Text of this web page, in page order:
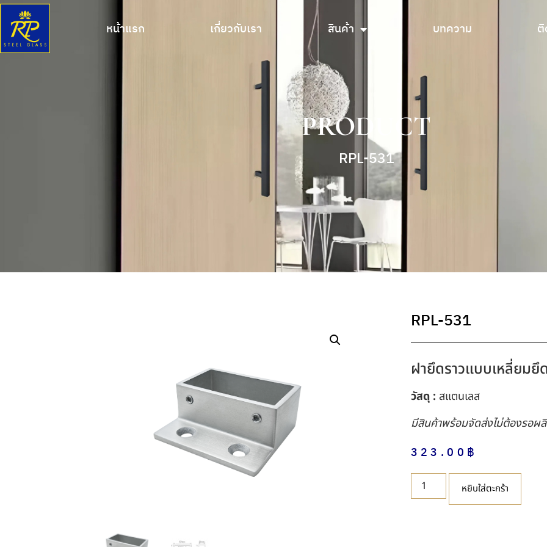
หน้าแรก เกี่ยวกับเรา สินค้า บทความ
หน้าแรก เกี่ยวกับเรา สินค้า บทความ
PRODUCT
RPL-531
RPL-531
ฝายึดราวแบบเหลี่ยม
วัสดุ : สแตนเลส
มีสินค้าพร้อมจัดส่งไม่ต้องรอผ
323.00 ฿
หยิบใส่ตะกร้า